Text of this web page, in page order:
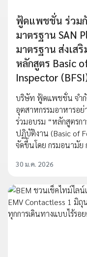
ฟู้ดแพชชั่น ร่วม
มาตรฐาน SAN
มาตรฐาน ส่งเส
หลักสูตร Basic
Inspector
บริษัท ฟู้ดแพชชั่น จำ
อุตสาหกรรมอาหารอย่
ร่วมอบรม “หลักสูตรก
ปฏิบัติงาน (Basic of
จัดขึ้นโดย กรมอนามัย
30 ม.ค. 2026